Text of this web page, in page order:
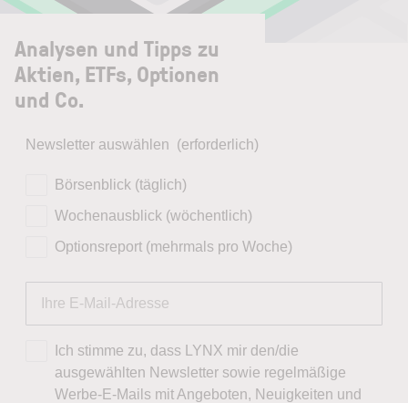
Analysen und Tipps zu
Aktien, ETFs, Optionen
und Co.
Newsletter auswählen (erforderlich)
Börsenblick (täglich)
Wochenausblick (wöchentlich)
Optionsreport (mehrmals pro Woche)
Ich stimme zu, dass LYNX mir den/die
ausgewählten Newsletter sowie regelmäßige
Werbe-E-Mails mit Angeboten, Neuigkeiten und